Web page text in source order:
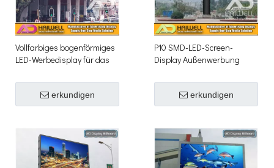
Vollfarbiges bogenförmiges
LED-Werbedisplay für das
erkundigen
P10 SMD-LED-Screen-
Display Außenwerbung
erkundigen